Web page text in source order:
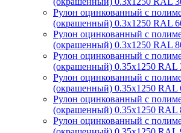
Рулон оцинкованный с
(окрашенный) 0.3x1250 RAL
Рулон оцинкованный с
(окрашенный) 0.3x1250 RAL
Рулон оцинкованный с
(окрашенный) 0.35x1250 RAL
Рулон оцинкованный с
(окрашенный) 0.35x1250 RAL
Рулон оцинкованный с
(окрашенный) 0.35x1250 RAL
Рулон оцинкованный с